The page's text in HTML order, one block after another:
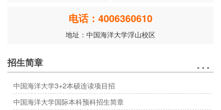
电话：4006360610
地址：中国海洋大学浮山校区
招生简章 …
中国海洋大学3+2本硕连读项目招
中国海洋大学国际本科预科招生简章